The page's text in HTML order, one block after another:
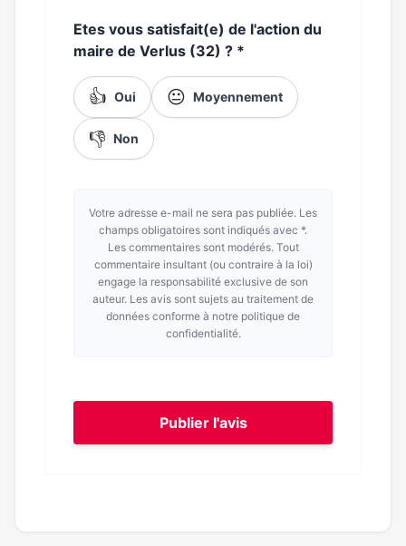
Etes vous satisfait(e) de l'action du
maire de Verlus (32) ? *
👍 Oui 😐 Moyennement
👎 Non
Votre adresse e-mail ne sera pas publiée. Les
champs obligatoires sont indiqués avec *.
Les commentaires sont modérés. Tout
commentaire insultant (ou contraire à la loi)
engage la responsabilité exclusive de son
auteur. Les avis sont sujets au traitement de
données conforme à notre politique de
confidentialité.
Publier l'avis